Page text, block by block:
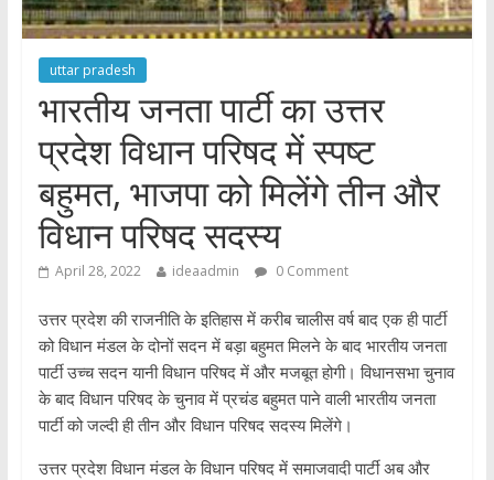
uttar pradesh
भारतीय जनता पार्टी का उत्तर
प्रदेश विधान परिषद में स्पष्ट
बहुमत, भाजपा को मिलेंगे तीन और
विधान परिषद सदस्य
April 28, 2022 ideaadmin 0 Comment
उत्तर प्रदेश की राजनीति के इतिहास में करीब चालीस वर्ष बाद एक ही पार्टी
को विधान मंडल के दोनों सदन में बड़ा बहुमत मिलने के बाद भारतीय जनता
पार्टी उच्च सदन यानी विधान परिषद में और मजबूत होगी। विधानसभा चुनाव
के बाद विधान परिषद के चुनाव में प्रचंड बहुमत पाने वाली भारतीय जनता
पार्टी को जल्दी ही तीन और विधान परिषद सदस्य मिलेंगे।
उत्तर प्रदेश विधान मंडल के विधान परिषद में समाजवादी पार्टी अब और